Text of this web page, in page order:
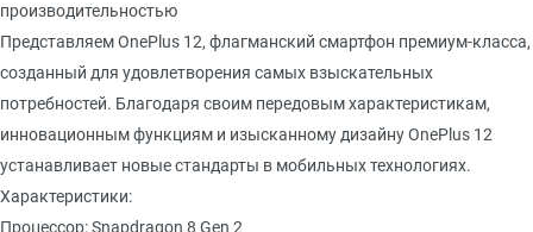
производительностью
Представляем OnePlus 12, флагманский смартфон премиум-класса,
созданный для удовлетворения самых взыскательных
потребностей. Благодаря своим передовым характеристикам,
инновационным функциям и изысканному дизайну OnePlus 12
устанавливает новые стандарты в мобильных технологиях.
Характеристики:
Процессор: Snapdragon 8 Gen 2